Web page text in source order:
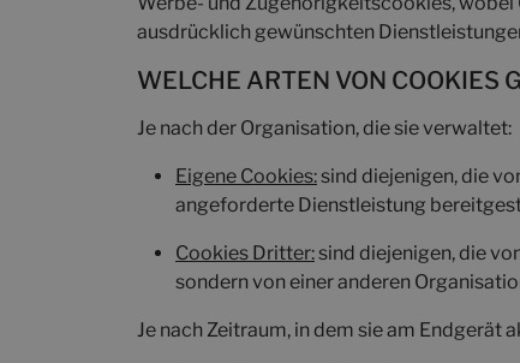
ausdrücklich gewünschten
WELCHE ARTEN VON COOKIES
Je nach der Organisation, die sie verwaltet:
Eigene Cookies:sind diejenigen, die
angeforderte Dienstleistung
Cookies Dritter:sind diejenigen, die
sondern von einer anderen
Je nach Zeitraum, in dem sie am Endgerät